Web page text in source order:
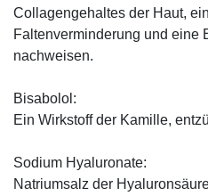
Collagengehaltes der Haut,
Faltenverminderung und eine
nachweisen.
Bisabolol:
Ein Wirkstoff der Kamille,
Sodium Hyaluronate:
Natriumsalz der